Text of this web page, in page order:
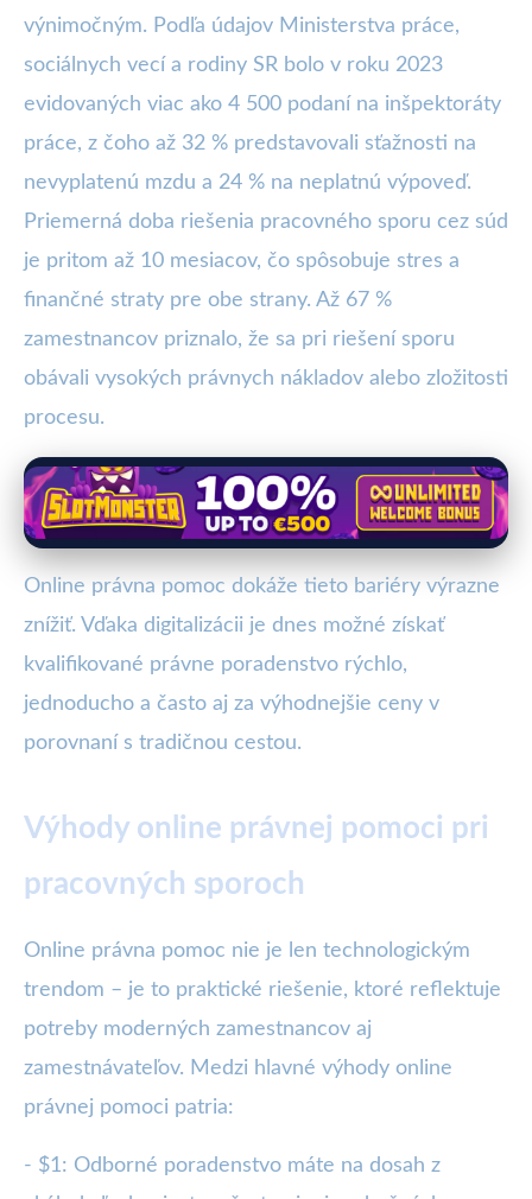
výnimočným. Podľa údajov Ministerstva práce,
sociálnych vecí a rodiny SR bolo v roku 2023
evidovaných viac ako 4 500 podaní na inšpektoráty
práce, z čoho až 32 % predstavovali sťažnosti na
nevyplatenú mzdu a 24 % na neplatnú výpoveď.
Priemerná doba riešenia pracovného sporu cez súd
je pritom až 10 mesiacov, čo spôsobuje stres a
finančné straty pre obe strany. Až 67 %
zamestnancov priznalo, že sa pri riešení sporu
obávali vysokých právnych nákladov alebo zložitosti
procesu.
Online právna pomoc dokáže tieto bariéry výrazne
znížiť. Vďaka digitalizácii je dnes možné získať
kvalifikované právne poradenstvo rýchlo,
jednoducho a často aj za výhodnejšie ceny v
porovnaní s tradičnou cestou.
Výhody online právnej pomoci pri
pracovných sporoch
Online právna pomoc nie je len technologickým
trendom – je to praktické riešenie, ktoré reflektuje
potreby moderných zamestnancov aj
zamestnávateľov. Medzi hlavné výhody online
právnej pomoci patria:
- $1: Odborné poradenstvo máte na dosah z